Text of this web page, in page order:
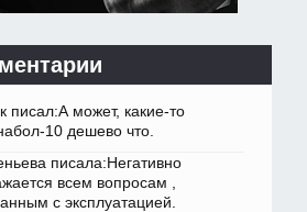
писал:А может, какие-то
10 дешево что.
писала:Негативно
всем вопросам ,
с эксплуатацией.